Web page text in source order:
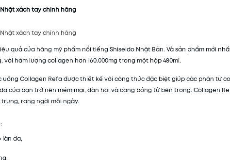
xách tay chính hãng
xách tay chính hãng
quả của hãng mỹ phẩm nổi tiếng Shiseido Nhật Bản. Và sản phẩm mới
hàm lượng collagen hơn 160.000mg trong một hộp 480ml.
Collagen Refa được thiết kế với công thức đặc biệt giúp các phân tử
của bạn trở nên mềm mại, đàn hồi và căng bóng từ bên trong. Collagen
rạng ngời mỗi ngày.
da,